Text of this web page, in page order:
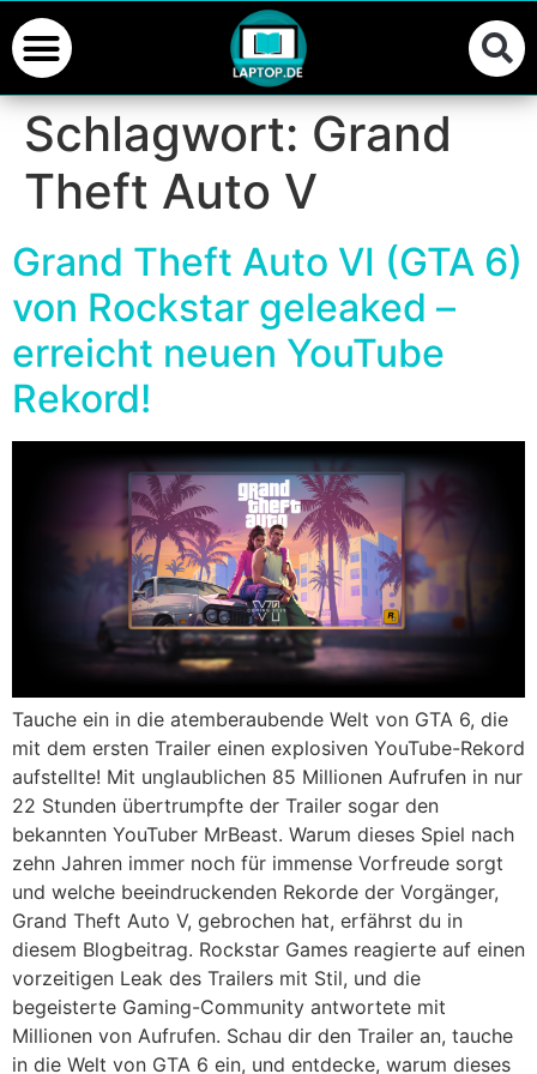
Schlagwort: Grand
Theft Auto V
Grand Theft Auto VI (GTA 6)
von Rockstar geleaked –
erreicht neuen YouTube
Rekord!
Tauche ein in die atemberaubende Welt von GTA 6, die
mit dem ersten Trailer einen explosiven YouTube-Rekord
aufstellte! Mit unglaublichen 85 Millionen Aufrufen in nur
22 Stunden übertrumpfte der Trailer sogar den
bekannten YouTuber MrBeast. Warum dieses Spiel nach
zehn Jahren immer noch für immense Vorfreude sorgt
und welche beeindruckenden Rekorde der Vorgänger,
Grand Theft Auto V, gebrochen hat, erfährst du in
diesem Blogbeitrag. Rockstar Games reagierte auf einen
vorzeitigen Leak des Trailers mit Stil, und die
begeisterte Gaming-Community antwortete mit
Millionen von Aufrufen. Schau dir den Trailer an, tauche
in die Welt von GTA 6 ein, und entdecke, warum dieses